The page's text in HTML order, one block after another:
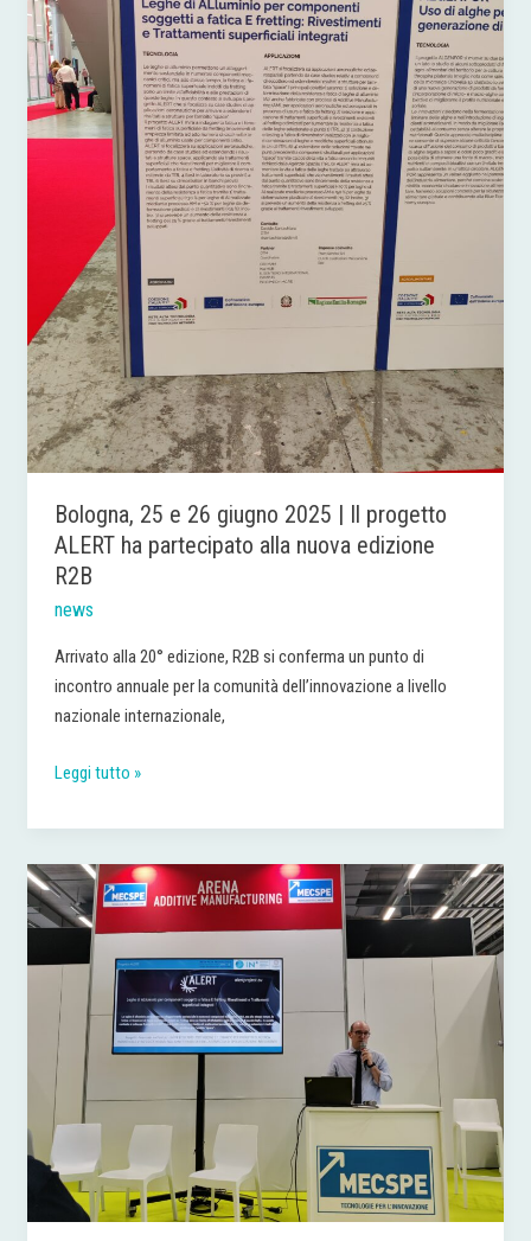
Bologna, 25 e 26 giugno 2025 | Il progetto
ALERT ha partecipato alla nuova edizione
R2B
news
Arrivato alla 20° edizione, R2B si conferma un punto di
incontro annuale per la comunità dell’innovazione a livello
nazionale internazionale,
Il
progetto
ALERT
ha
partecipato
edizione
R2B
Leggi tutto »
MECSPE
Bologna,
marzo
2025
La
sfida
della
manifattura
additiva